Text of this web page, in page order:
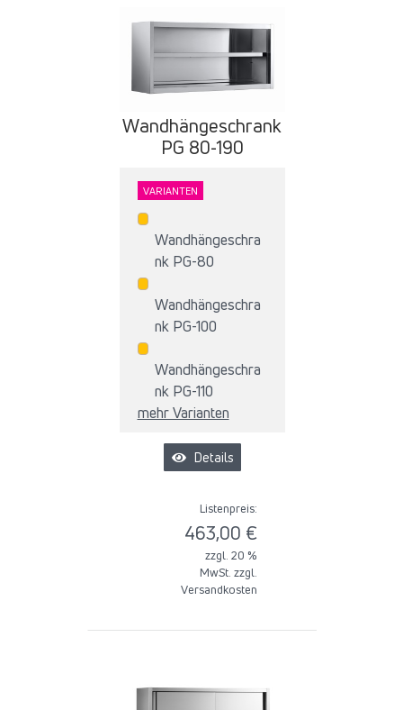
Wandhängeschrank
PG 80-190
VARIANTEN
Wandhängeschra
nk PG-80
Wandhängeschra
nk PG-100
Wandhängeschra
nk PG-110
mehr Varianten
Details
Listenpreis:
463,00 €
zzgl. 20 %
MwSt. zzgl.
Versandkosten